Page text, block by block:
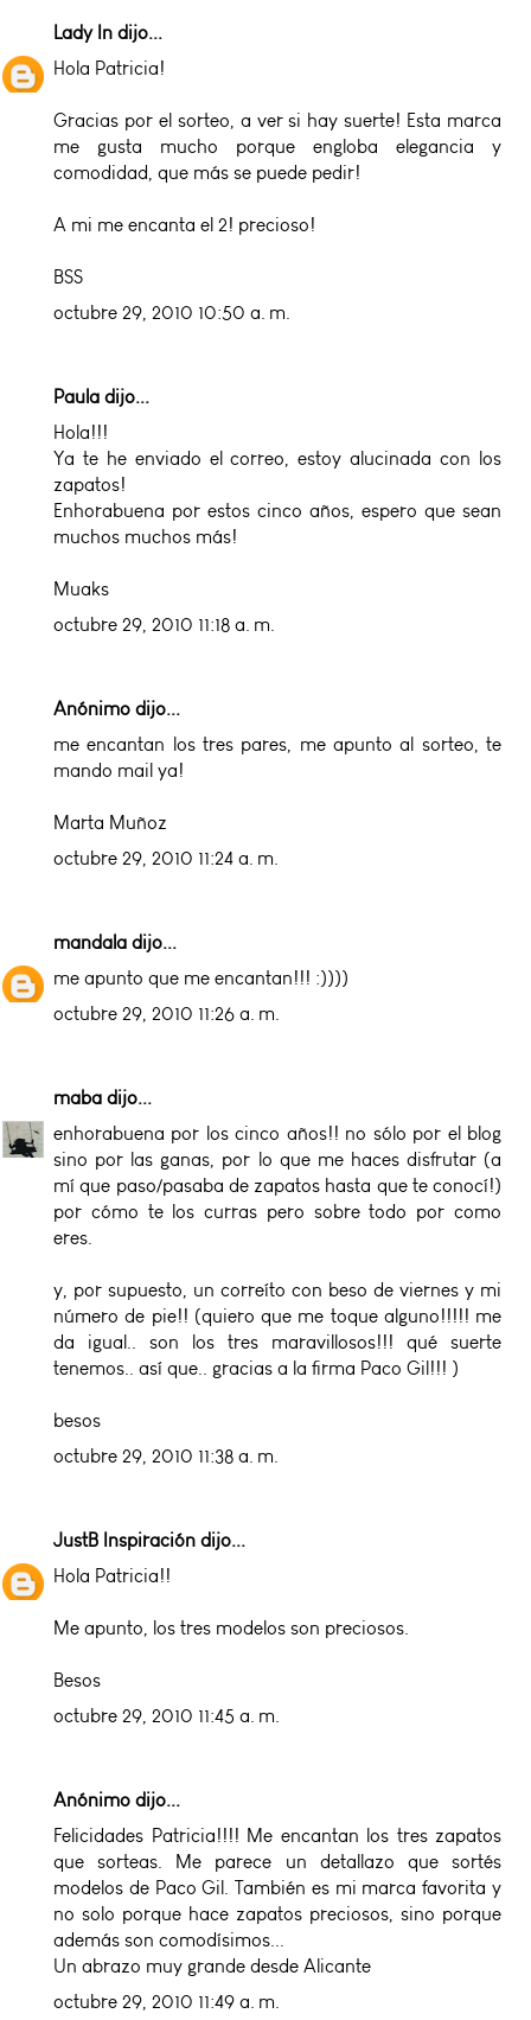
Lady In dijo...
Hola Patricia!
Gracias por el sorteo, a ver si hay suerte! Esta marca
me gusta mucho porque engloba elegancia y
comodidad, que más se puede pedir!
A mi me encanta el 2! precioso!
BSS
octubre 29, 2010 10:50 a. m.
Paula dijo...
Hola!!!
Ya te he enviado el correo, estoy alucinada con los
zapatos!
Enhorabuena por estos cinco años, espero que sean
muchos muchos más!
Muaks
octubre 29, 2010 11:18 a. m.
Anónimo dijo...
me encantan los tres pares, me apunto al sorteo, te
mando mail ya!
Marta Muñoz
octubre 29, 2010 11:24 a. m.
mandala dijo...
me apunto que me encantan!!! :))))
octubre 29, 2010 11:26 a. m.
maba dijo...
enhorabuena por los cinco años!! no sólo por el blog
sino por las ganas, por lo que me haces disfrutar (a
mí que paso/pasaba de zapatos hasta que te conocí!)
por cómo te los curras pero sobre todo por como
eres.
y, por supuesto, un correíto con beso de viernes y mi
número de pie!! (quiero que me toque alguno!!!!! me
da igual.. son los tres maravillosos!!! qué suerte
tenemos.. así que.. gracias a la firma Paco Gil!!! )
besos
octubre 29, 2010 11:38 a. m.
JustB Inspiración dijo...
Hola Patricia!!
Me apunto, los tres modelos son preciosos.
Besos
octubre 29, 2010 11:45 a. m.
Anónimo dijo...
Felicidades Patricia!!!! Me encantan los tres zapatos
que sorteas. Me parece un detallazo que sortés
modelos de Paco Gil. También es mi marca favorita y
no solo porque hace zapatos preciosos, sino porque
además son comodísimos...
Un abrazo muy grande desde Alicante
octubre 29, 2010 11:49 a. m.